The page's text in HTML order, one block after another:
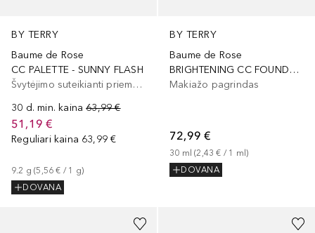
BY TERRY
Baume de Rose
CC PALETTE - SUNNY FLASH
Švytėjimo suteikianti priemonė/highlighteris
30 d. min. kaina 63,99 €
51,19 €
Reguliari kaina 63,99 €
9.2 g (5,56 € / 1 g)
DOVANA
BY TERRY
Baume de Rose
BRIGHTENING CC FOUNDATION
Makiažo pagrindas
72,99 €
30 ml (2,43 € / 1 ml)
DOVANA